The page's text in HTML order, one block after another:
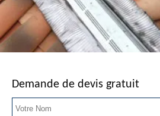
Demande de devis gratuit